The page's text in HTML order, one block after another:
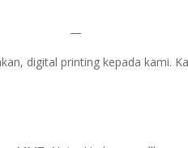
—
digital printing kepada kami.